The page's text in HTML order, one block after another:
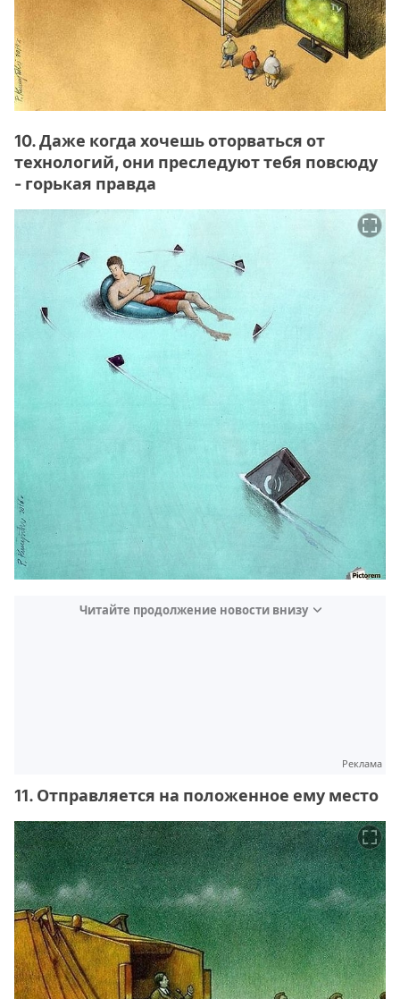
10. Даже когда хочешь оторваться от
технологий, они преследуют тебя повсюду
- горькая правда
Читайте продолжение новости внизу
Реклама
11. Отправляется на положенное ему место